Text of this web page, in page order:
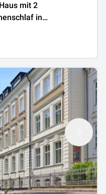
mit 2
in
Persenbeug